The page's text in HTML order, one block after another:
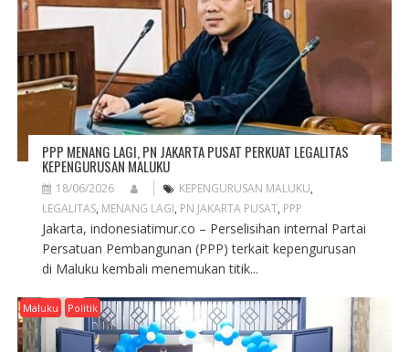
PPP MENANG LAGI, PN JAKARTA PUSAT PERKUAT LEGALITAS
KEPENGURUSAN MALUKU
18/06/2026 KEPENGURUSAN MALUKU,
LEGALITAS, MENANG LAGI, PN JAKARTA PUSAT, PPP
Jakarta, indonesiatimur.co – Perselisihan internal Partai
Persatuan Pembangunan (PPP) terkait kepengurusan
di Maluku kembali menemukan titik...
Maluku Politik